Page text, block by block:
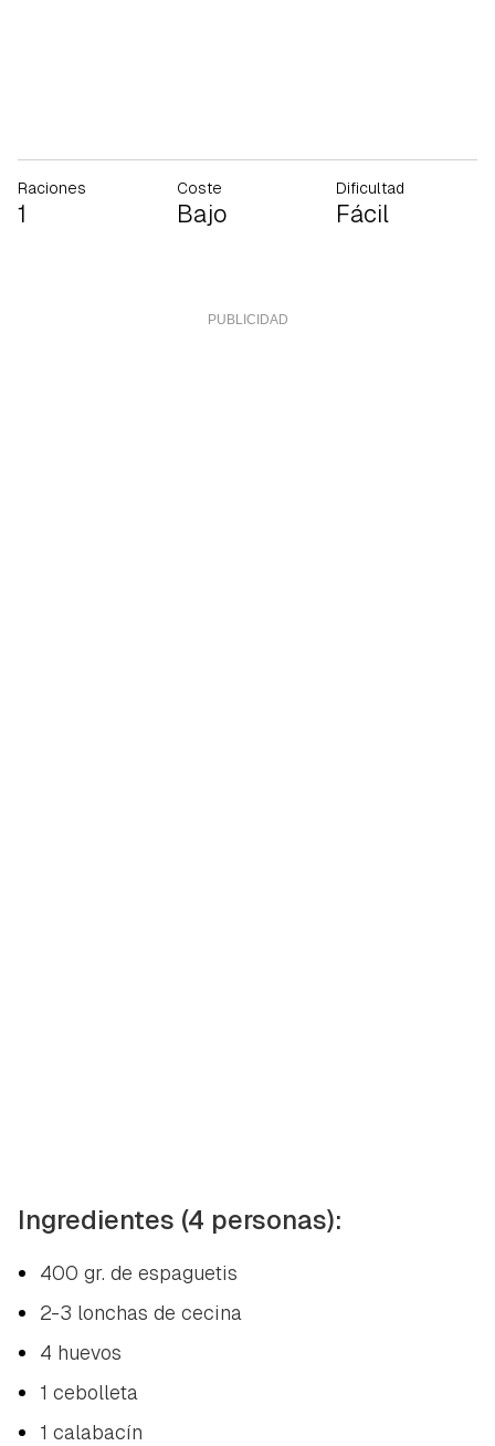
Raciones
1
Coste
Bajo
Dificultad
Fácil
Ingredientes (4 personas):
400 gr. de espaguetis
2-3 lonchas de cecina
4 huevos
1 cebolleta
1 calabacín